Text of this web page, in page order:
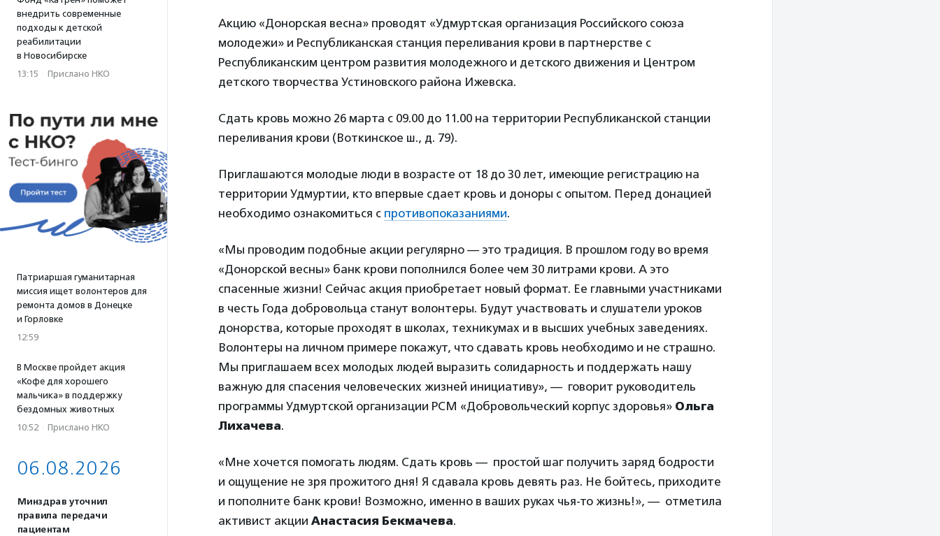
внедрить современные
подходы к детской
реабилитации
в Новосибирске
13:15 · Прислано НКО
Патриаршая гуманитарная
миссия ищет волонтеров для
ремонта домов в Донецке
и Горловке
12:59
В Москве пройдет акция
«Кофе для хорошего
мальчика» в поддержку
бездомных животных
10:52 · Прислано НКО
06.08.2026
Минздрав уточнил
правила передачи
пациентам
Акцию «Донорская весна» проводят «Удмуртская организация Российского союза
молодежи» и Республиканская станция переливания крови в партнерстве с
Республиканским центром развития молодежного и детского движения и Центром
детского творчества Устиновского района Ижевска.
Сдать кровь можно 26 марта с 09.00 до 11.00 на территории Республиканской станции
переливания крови (Воткинское ш., д. 79).
Приглашаются молодые люди в возрасте от 18 до 30 лет, имеющие регистрацию на
территории Удмуртии, кто впервые сдает кровь и доноры с опытом. Перед донацией
необходимо ознакомиться с противопоказаниями.
«Мы проводим подобные акции регулярно — это традиция. В прошлом году во время
«Донорской весны» банк крови пополнился более чем 30 литрами крови. А это
спасенные жизни! Сейчас акция приобретает новый формат. Ее главными участниками
в честь Года добровольца станут волонтеры. Будут участвовать и слушатели уроков
донорства, которые проходят в школах, техникумах и в высших учебных заведениях.
Волонтеры на личном примере покажут, что сдавать кровь необходимо и не страшно.
Мы приглашаем всех молодых людей выразить солидарность и поддержать нашу
важную для спасения человеческих жизней инициативу», — говорит руководитель
программы Удмуртской организации РСМ «Добровольческий корпус здоровья» Ольга
Лихачева.
«Мне хочется помогать людям. Сдать кровь — простой шаг получить заряд бодрости
и ощущение не зря прожитого дня! Я сдавала кровь девять раз. Не бойтесь, приходите
и пополните банк крови! Возможно, именно в ваших руках чья-то жизнь!», — отметила
активист акции Анастасия Бекмачева.